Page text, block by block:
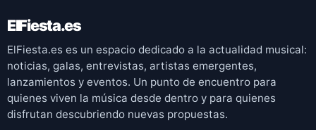
ElFiesta.es
ElFiesta.es es un espacio dedicado a la actualidad musical:
noticias, galas, entrevistas, artistas emergentes,
lanzamientos y eventos. Un punto de encuentro para
quienes viven la música desde dentro y para quienes
disfrutan descubriendo nuevas propuestas.